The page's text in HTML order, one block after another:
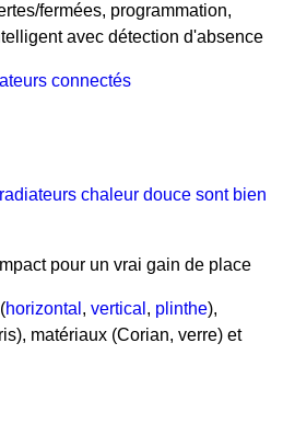
fermées, programmation,
avec détection d'absence
connectés
chaleur douce sont bien
pour un vrai gain de place
horizontal , vertical , plinthe),
matériaux (Corian, verre) et